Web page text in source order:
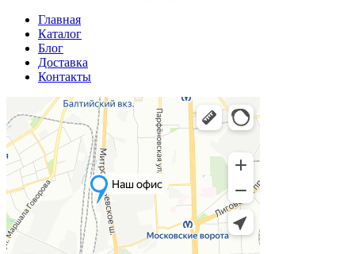
Главная
Каталог
Блог
Доставка
Контакты